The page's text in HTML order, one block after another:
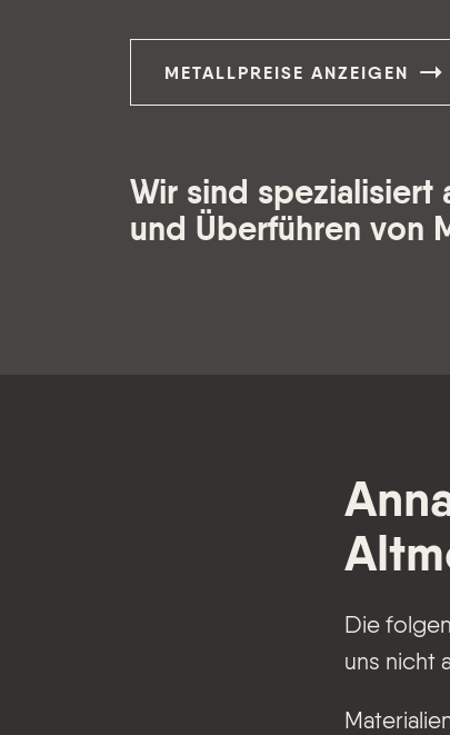
METALLPREISE ANZEIGEN
Wir sind spezialisiert
und Überführen von
Die
uns nicht